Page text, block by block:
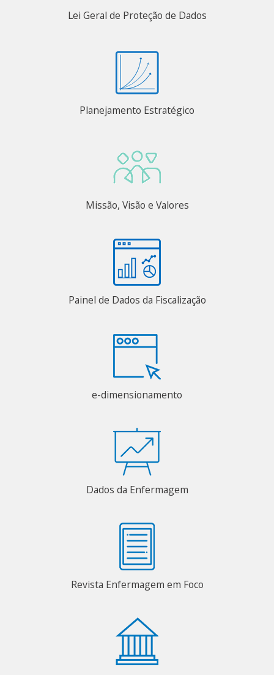
Lei Geral de Proteção de Dados
Planejamento Estratégico
Missão, Visão e Valores
Painel de Dados da Fiscalização
e-dimensionamento
Dados da Enfermagem
Revista Enfermagem em Foco